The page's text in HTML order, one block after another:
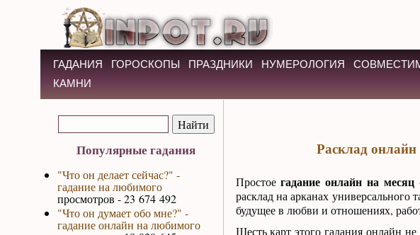
ГАДАНИЯ ГОРОСКОПЫ ПРАЗДНИКИ НУМЕРОЛОГИЯ
КАМНИ
Популярные гадания
"Что он делает сейчас?" -
гадание на любимого
просмотров - 23 674 492
"Что он думает обо мне?" -
гадание онлайн на любимого
Расклад
Простоегадание онлайн на месяц
расклад на арканах
будущее в любви и отношениях,
Шесть карт этого гадания онлайн